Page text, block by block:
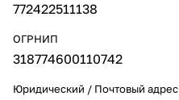
772422511138
ОГРНИП
318774600110742
Юридический / Почтовый адрес